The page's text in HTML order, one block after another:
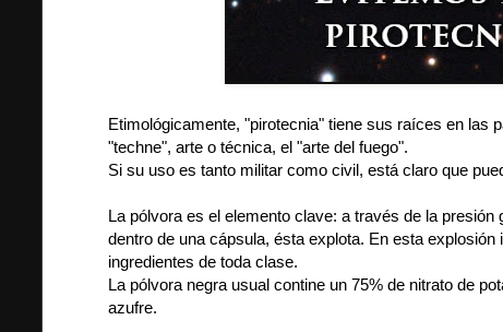
Etimológicamente, "pirotecnia" tiene sus raíces en las
"techne", arte o técnica, el "arte del fuego".
Si su uso es tanto militar como civil, está claro que
La pólvora es el elemento clave: a través de la presión
dentro de una cápsula, ésta explota. En esta
ingredientes de toda clase.
La pólvora negra usual contine un 75% de nitrato de
azufre.